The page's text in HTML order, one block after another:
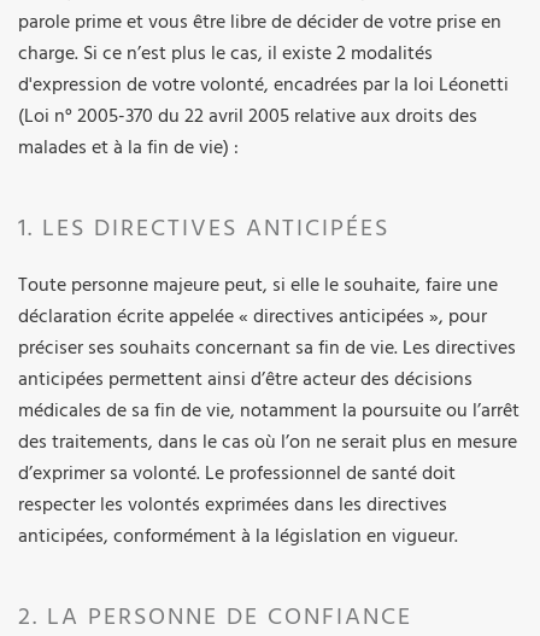
parole prime et vous être libre de décider de votre prise en
charge. Si ce n’est plus le cas, il existe 2 modalités
d'expression de votre volonté, encadrées par la loi Léonetti
(Loi n° 2005-370 du 22 avril 2005 relative aux droits des
malades et à la fin de vie) :
1. LES DIRECTIVES ANTICIPÉES
Toute personne majeure peut, si elle le souhaite, faire une
déclaration écrite appelée « directives anticipées », pour
préciser ses souhaits concernant sa fin de vie. Les directives
anticipées permettent ainsi d’être acteur des décisions
médicales de sa fin de vie, notamment la poursuite ou l’arrêt
des traitements, dans le cas où l’on ne serait plus en mesure
d’exprimer sa volonté. Le professionnel de santé doit
respecter les volontés exprimées dans les directives
anticipées, conformément à la législation en vigueur.
2. LA PERSONNE DE CONFIANCE